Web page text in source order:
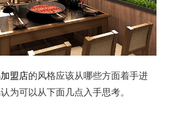
盟店的风格应该从哪些方面着手进
为可以从下面几点入手思考。